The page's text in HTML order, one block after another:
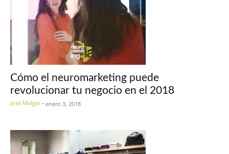
Cómo el neuromarketing puede
revolucionar tu negocio en el 2018
José Melgar - enero 3, 2018